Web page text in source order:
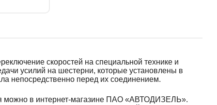
скоростей на специальной технике и
усилий на шестерни, которые установлены в
непосредственно перед их соединением.
можно в интернет-магазине ПАО «АВТОДИЗЕЛЬ».